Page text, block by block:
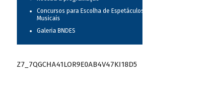
Concursos para Escolha de Espetáculos
Musicais
Galeria BNDES
Z7_7QGCHA41LOR9E0AB4V47KI18D5